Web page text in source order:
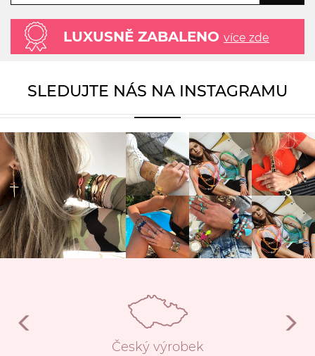
LUXUSNĚ ZABALENO více zde
SLEDUJTE NÁS NA INSTAGRAMU
Český výrobek